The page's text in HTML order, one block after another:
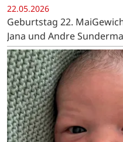
22.05.2026
Geburtstag 22.
Jana und Andre